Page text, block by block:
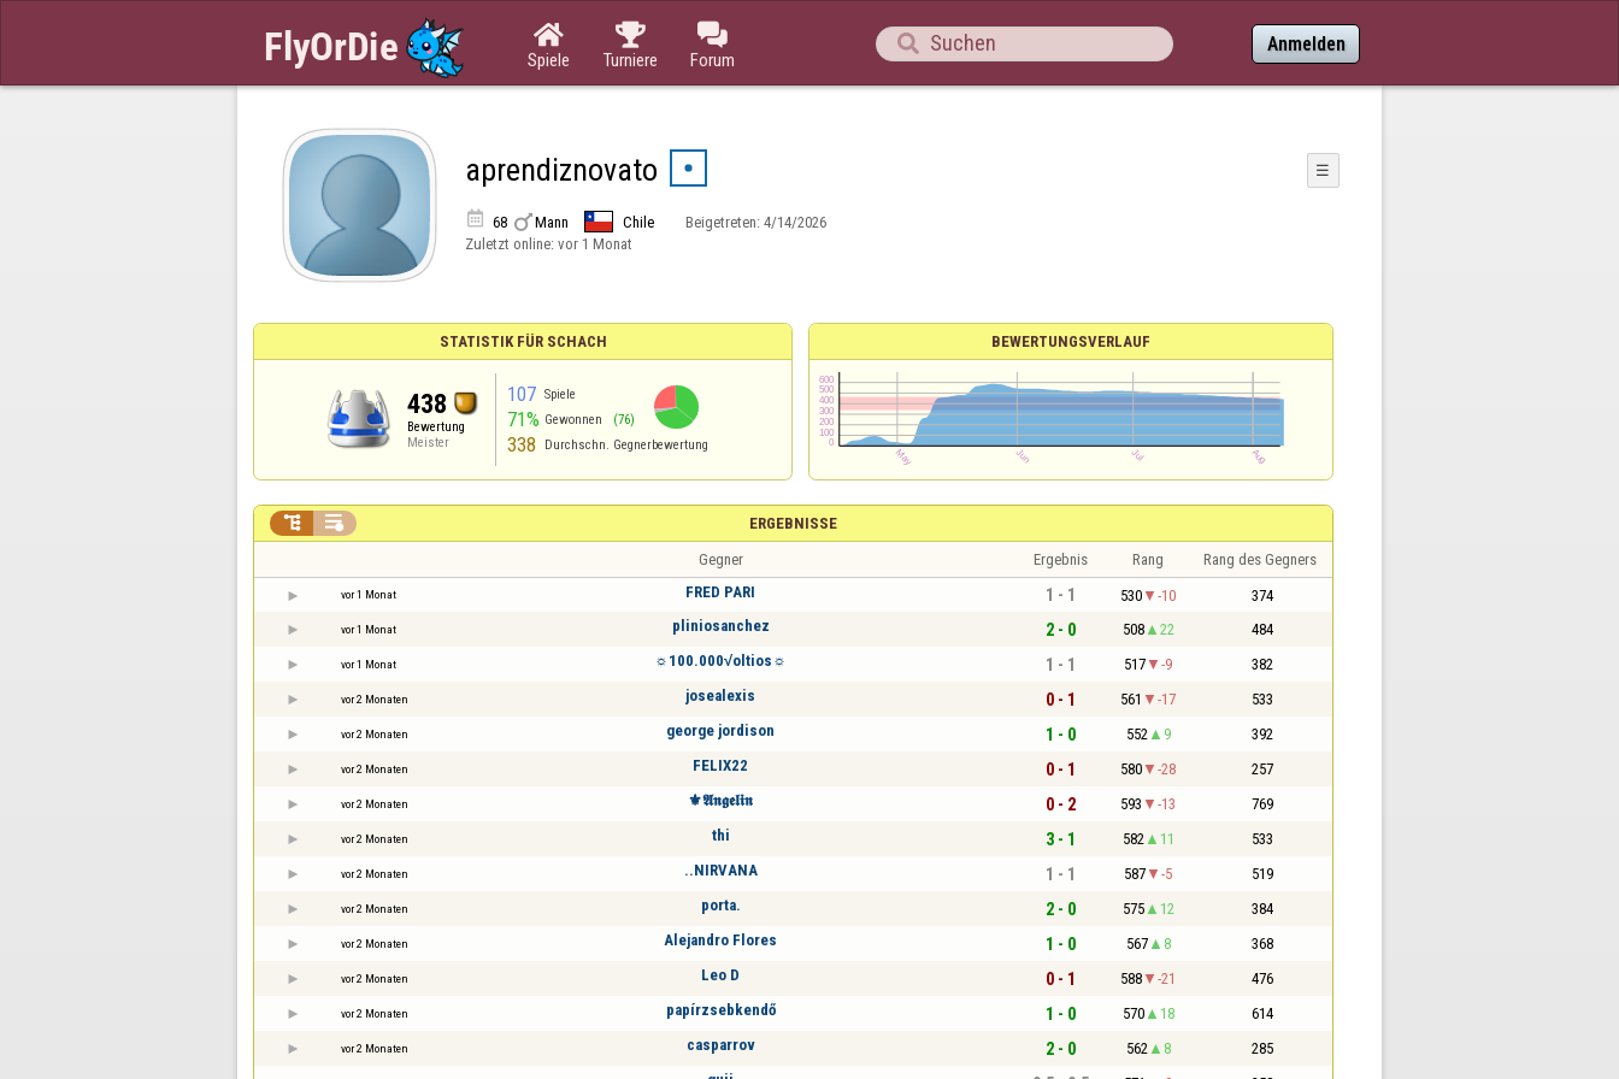

Spiele

Turniere

Forum
 Anmelden
aprendiznovato ☰
 68 Mann Chile Beigetreten: 4/14/2026
Zuletzt online: vor 1 Monat
STATISTIK FÜR SCHACH
438
Bewertung
Meister
107 Spiele
71% Gewonnen (76)
338 Durchschn. Gegnerbewertung
BEWERTUNGSVERLAUF
ERGEBNISSE
 
Gegner Ergebnis Rang Rang des Gegners
vor 1 Monat FRED PARI 1 - 1 530 -10 374
vor 1 Monat pliniosanchez 2 - 0 508 22 484
vor 1 Monat ☼100.000√oltios☼ 1 - 1 517 -9 382
vor 2 Monaten josealexis 0 - 1 561 -17 533
vor 2 Monaten george jordison 1 - 0 552 9 392
vor 2 Monaten FELIX22 0 - 1 580 -28 257
vor 2 Monaten ⚜️𝕬𝖓𝖌𝖊𝖑𝖎𝖓 0 - 2 593 -13 769
vor 2 Monaten thi 3 - 1 582 11 533
vor 2 Monaten ..NIRVANA 1 - 1 587 -5 519
vor 2 Monaten porta. 2 - 0 575 12 384
vor 2 Monaten Alejandro Flores 1 - 0 567 8 368
vor 2 Monaten Leo D 0 - 1 588 -21 476
vor 2 Monaten papírzsebkendő 1 - 0 570 18 614
vor 2 Monaten casparrov 2 - 0 562 8 285